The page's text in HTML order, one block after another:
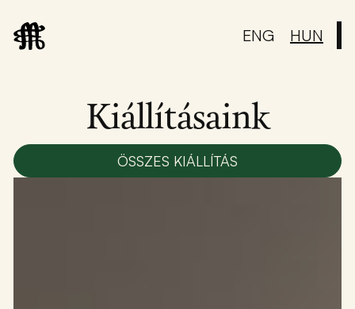
ENG HUN
Kiállításaink
ÖSSZES KIÁLLÍTÁS